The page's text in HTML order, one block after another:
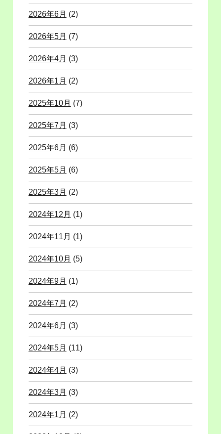
2026年6月 (2)
2026年5月 (7)
2026年4月 (3)
2026年1月 (2)
2025年10月 (7)
2025年7月 (3)
2025年6月 (6)
2025年5月 (6)
2025年3月 (2)
2024年12月 (1)
2024年11月 (1)
2024年10月 (5)
2024年9月 (1)
2024年7月 (2)
2024年6月 (3)
2024年5月 (11)
2024年4月 (3)
2024年3月 (3)
2024年1月 (2)